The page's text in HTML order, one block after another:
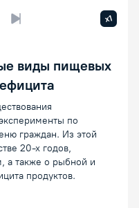
лекция
Следующая лекция
x1
виды пищевых
по
граждан. Из этой
20-х годов,
а также о рыбной и
продуктов.